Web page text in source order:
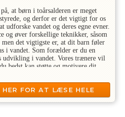
at børn i toårsalderen er meget
og derfor er det vigtigt for os
udforske vandet og deres egne evner.
og øver forskellige teknikker, såsom
det vigtigste er, at dit barn føler
i vandet. Som forælder er du en
udvikling i vandet. Vores trænere vil
bedst kan støtte og motivere dit
på børnenes præmisser
de svømmere som er lige ved at
FOR AT LÆSE HELE